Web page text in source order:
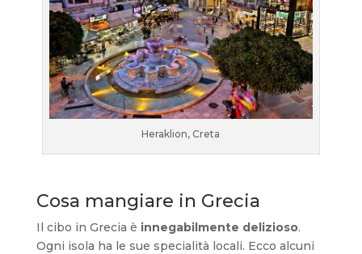
Heraklion, Creta
Cosa mangiare in Grecia
Il cibo in Grecia è innegabilmente delizioso.
Ogni isola ha le sue specialità locali. Ecco alcuni